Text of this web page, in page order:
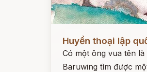
Đọc ngay
Huyền thoại lập
Có một ông vua tên là
Baruwing tìm được